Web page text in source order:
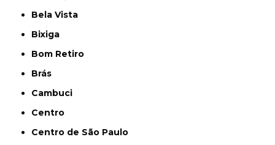
Bela Vista
Bixiga
Bom Retiro
Brás
Cambuci
Centro
Centro de São Paulo